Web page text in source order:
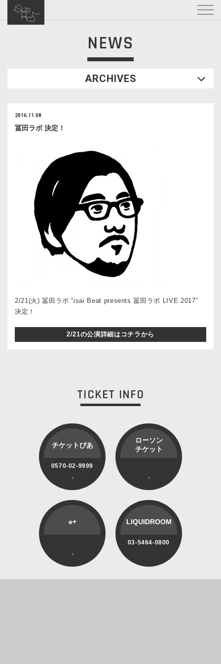
NEWS
ARCHIVES
2016.11.08
冨田ラボ 決定！
2/21(火) 冨田ラボ “isai Beat presents 冨田ラボ LIVE 2017”
決定！
2/21の公演詳細はコチラから
TICKET INFO
チケットぴあ
0570-02-9999
ローソン
チケット
e+ LIQUIDROOM
03-5464-0800